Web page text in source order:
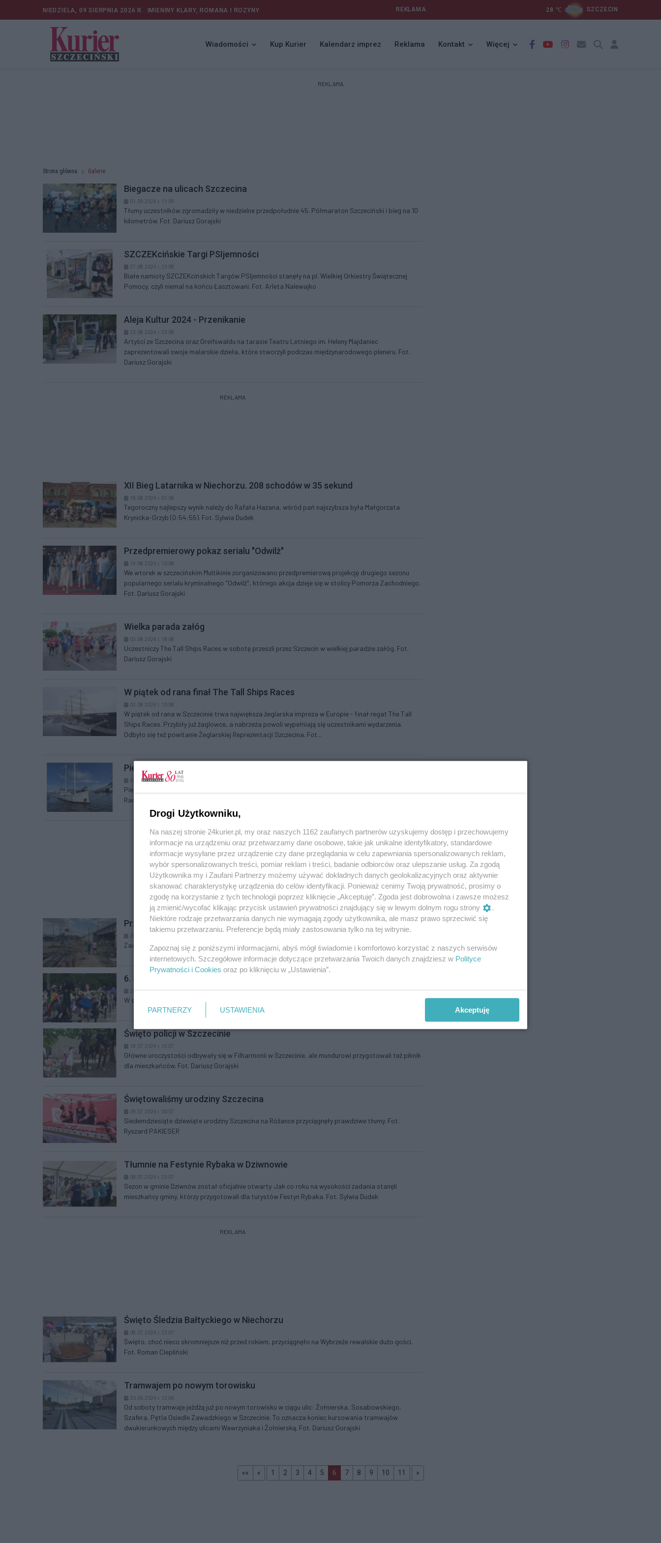
NIEDZIELA, 09 SIERPNIA 2026 R. IMIENINY KLARY, ROMANA I ROZYNY REKLAMA 28 ℃ SZCZECIN
Wiadomości Kup Kurier Kalendarz imprez Reklama Kontakt Więcej
REKLAMA
Strona główna Galerie
Biegacze na ulicach Szczecina
01.09.2024 r. 11:09
Tłumy uczestników zgromadziły w niedzielne przedpołudnie 45. Półmaraton Szczeciński i bieg na 10
kilometrów. Fot. Dariusz Gorajski
SZCZEKcińskie Targi PSIjemności
27.08.2024 r. 23:08
Białe namioty SZCZEKcińskich Targów PSIjemności stanęły na pl. Wielkiej Orkiestry Świątecznej
Pomocy, czyli niemal na końcu Łasztowani. Fot. Arleta Nalewajko
Aleja Kultur 2024 - Przenikanie
23.08.2024 r. 23:08
Artyści ze Szczecina oraz Greifswaldu na tarasie Teatru Letniego im. Heleny Majdaniec
zaprezentowali swoje malarskie dzieła, które stworzyli podczas międzynarodowego pleneru. Fot.
Dariusz Gorajski
REKLAMA
XII Bieg Latarnika w Niechorzu. 208 schodów w 35 sekund
18.08.2024 r. 01:08
Tegoroczny najlepszy wynik należy do Rafała Hazana, wśród pań najszybsza była Małgorzata
Krynicka-Grzyb (0:54:55). Fot. Sylwia Dudek
Przedpremierowy pokaz serialu "Odwilż"
14.08.2024 r. 10:08
We wtorek w szczecińskim Multikinie zorganizowano przedpremierową projekcję drugiego sezonu
popularnego serialu kryminalnego "Odwilż", którego akcja dzieje się w stolicy Pomorza Zachodniego.
Fot. Dariusz Gorajski
Wielka parada załóg
03.08.2024 r. 18:08
Uczestniczy The Tall Ships Races w sobotę przeszli przez Szczecin w wielkiej paradzie załóg. Fot.
Dariusz Gorajski
W piątek od rana finał The Tall Ships Races
02.08.2024 r. 10:08
W piątek od rana w Szczecinie trwa największa żeglarska impreza w Europie - finał regat The Tall
Ships Races. Przybiły już żaglowce, a nabrzeża powoli wypełniają się uczestnikami wydarzenia.
Odbyło się też powitanie Żeglarskiej Reprezentacji Szczecina. Fot...
Pierwszy żaglowiec na finał regat
30.07.2024 r. 23:07
Pierwszy żaglowiec we wtorek po południu przypłynął do Szczecina z okazji finału The Tall Ships
Races. Fot. Piotr Sikora
REKLAMA
Przebudowa ul. Kolumba bliska finału
28.07.2024 r. 00:07
Zaawansowanie prac na ulicy Kolumba przekroczyło 74 proc. Fot. Dariusz Gorajski
6. Szczeciński Marsz Równości
20.07.2024 r. 15:07
W sobotę 20 lipca ulicami Szczecina przeszedł 6. Szczeciński Marsz Równości. Fot. Dariusz Gorajski
Święto policji w Szczecinie
18.07.2024 r. 15:07
Główne uroczystości odbywały się w Filharmonii w Szczecinie, ale mundurowi przygotowali też piknik
dla mieszkańców. Fot. Dariusz Gorajski
Świętowaliśmy urodziny Szczecina
09.07.2024 r. 00:07
Siedemdziesiąte dziewiąte urodziny Szczecina na Różance przyciągnęły prawdziwe tłumy. Fot.
Ryszard PAKIESER
Tłumnie na Festynie Rybaka w Dziwnowie
08.07.2024 r. 23:07
Sezon w gminie Dziwnów został oficjalnie otwarty. Jak co roku na wysokości zadania stanęli
mieszkańcy gminy, którzy przygotowali dla turystów Festyn Rybaka. Fot. Sylwia Dudek
REKLAMA
Święto Śledzia Bałtyckiego w Niechorzu
08.07.2024 r. 23:07
Święto, choć nieco skromniejsze niż przed rokiem, przyciągnęło na Wybrzeże rewalskie dużo gości.
Fot. Roman Ciepliński
Tramwajem po nowym torowisku
30.06.2024 r. 12:06
Od soboty tramwaje jeżdżą już po nowym torowisku w ciągu ulic: Żołnierska, Sosabowskiego,
Szafera, Pętla Osiedle Zawadzkiego w Szczecinie. To oznacza koniec kursowania tramwajów
dwukierunkowych między ulicami Wawrzyniaka i Żołnierską. Fot. Dariusz Gorajski
««Pierwsza
«prev
1 2 3 4 5 6(aktualna)
7 8 9 10 11 »>>
Drogi Użytkowniku,
Na naszej stronie 24kurier.pl, my oraz naszych 1162 zaufanych partnerów uzyskujemy dostęp i przechowujemy
informacje na urządzeniu oraz przetwarzamy dane osobowe, takie jak unikalne identyfikatory, standardowe
informacje wysyłane przez urządzenie czy dane przeglądania w celu zapewniania spersonalizowanych reklam,
wybór spersonalizowanych treści, pomiar reklam i treści, badanie odbiorców oraz ulepszanie usług. Za zgodą
Użytkownika my i Zaufani Partnerzy możemy używać dokładnych danych geolokalizacyjnych oraz aktywnie
skanować charakterystykę urządzenia do celów identyfikacji. Ponieważ cenimy Twoją prywatność, prosimy o
zgodę na korzystanie z tych technologii poprzez kliknięcie „Akceptuję”. Zgoda jest dobrowolna i zawsze możesz
ją zmienić/wycofać klikając przycisk ustawień prywatności znajdujący się w lewym dolnym rogu strony
.
Niektóre rodzaje przetwarzania danych nie wymagają zgody użytkownika, ale masz prawo sprzeciwić się
takiemu przetwarzaniu. Preferencje będą miały zastosowania tylko na tej witrynie.
Zapoznaj się z poniższymi informacjami, abyś mógł świadomie i komfortowo korzystać z naszych serwisów
internetowych. Szczegółowe informacje dotyczące przetwarzania Twoich danych znajdziesz w Polityce
Prywatności i Cookies oraz po kliknięciu w „Ustawienia”.
PARTNERZY USTAWIENIA Akceptuję